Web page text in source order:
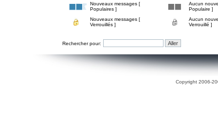
Nouveaux messages [
Populaires ]
Aucun
Populaire ]
Nouveaux messages [
Verrouillés ]
Aucun
Verrouillé ]
Rechercher pour:
Copyright 2006-